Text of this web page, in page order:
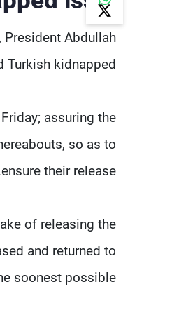
President Abdullah
Turkish kidnapped.
assuring the
so as to
ensure their release.
of releasing the
and returned to
soonest possible.